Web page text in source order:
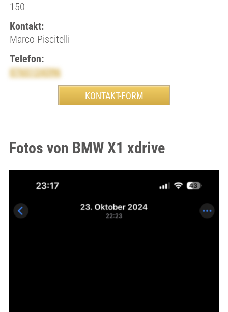
150
Kontakt:
Marco Piscitelli
Telefon:
0765124396
Fotos von BMW X1 xdrive